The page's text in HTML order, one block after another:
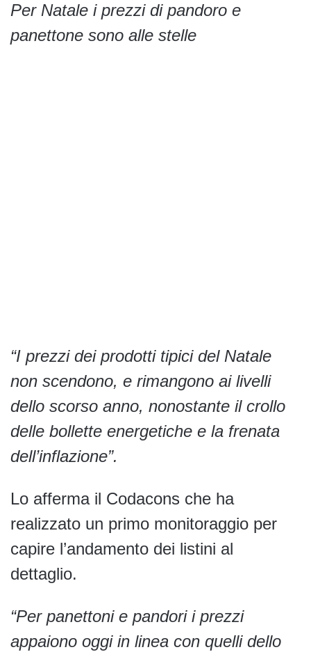
Per Natale i prezzi di pandoro e
panettone sono alle stelle
“I prezzi dei prodotti tipici del Natale
non scendono, e rimangono ai livelli
dello scorso anno, nonostante il crollo
delle bollette energetiche e la frenata
dell’inflazione”.
Lo afferma il Codacons che ha
realizzato un primo monitoraggio per
capire l’andamento dei listini al
dettaglio.
“Per panettoni e pandori i prezzi
appaiono oggi in linea con quelli dello